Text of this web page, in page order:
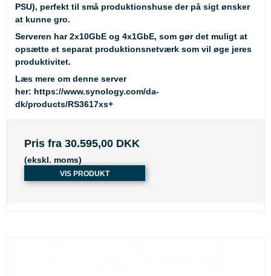
PSU), perfekt til små produktionshuse der på sigt ønsker
at kunne gro.
Serveren har 2x10GbE og 4x1GbE, som gør det muligt at
opsætte et separat produktionsnetværk som vil øge jeres
produktivitet.
Læs mere om denne server
her: https://www.synology.com/da-
dk/products/RS3617xs+
Pris fra 30.595,00 DKK
(ekskl. moms)
VIS PRODUKT